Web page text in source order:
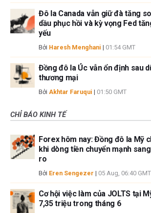
Đô la Canada vẫn giữ đà tăng
dầu phục hồi và kỳ vọng Fed
yếu
Bởi Haresh Menghani | 01:54 GMT
Đồng đô la Úc vẫn ổn định sau
thương mại
Bởi Akhtar Faruqui | 01:50 GMT
CHỈ BÁO KINH TẾ
Forex hôm nay: Đồng đô la Mỹ
khi dòng tiền chuyển mạnh
ro
Bởi Eren Sengezer | 05 Aug, 06:40 GMT
Cơ hội việc làm của JOLTS tại
7,35 triệu trong tháng 6